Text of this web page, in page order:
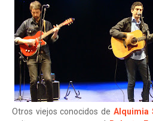
Otros viejos conocidos de Alquimia